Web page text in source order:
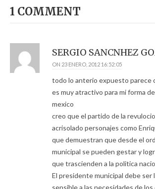
1 COMMENT
SERGIO SANCNHEZ
ON 23 ENERO, 2012 16:52:05
todo lo anterio expuesto parece
es muy atractivo para mi forma
mexico
creo que el partido de la
acrisolado personajes como
que demuestran que desde el
municipal se pueden gestar y
que trascienden a la politica
El presidente municipal debe ser